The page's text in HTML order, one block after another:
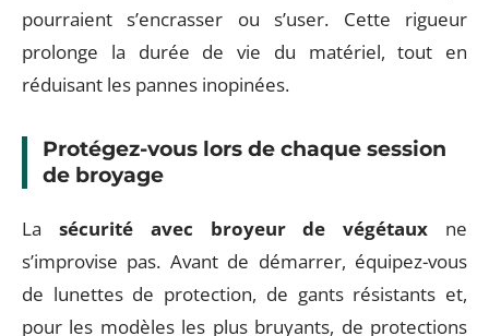
pourraient s’encrasser ou s’user. Cette rigueur
prolonge la durée de vie du matériel, tout en
réduisant les pannes inopinées.
Protégez-vous lors de chaque session
de broyage
La sécurité avec broyeur de végétaux ne
s’improvise pas. Avant de démarrer, équipez-vous
de lunettes de protection, de gants résistants et,
pour les modèles les plus bruyants, de protections